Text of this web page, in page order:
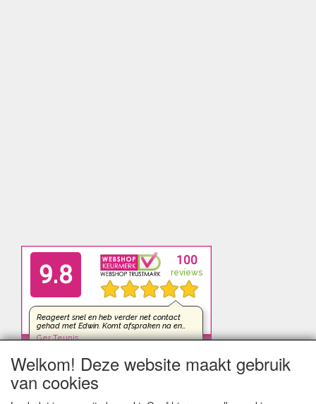
Welkom! Deze website maakt gebruik
van cookies